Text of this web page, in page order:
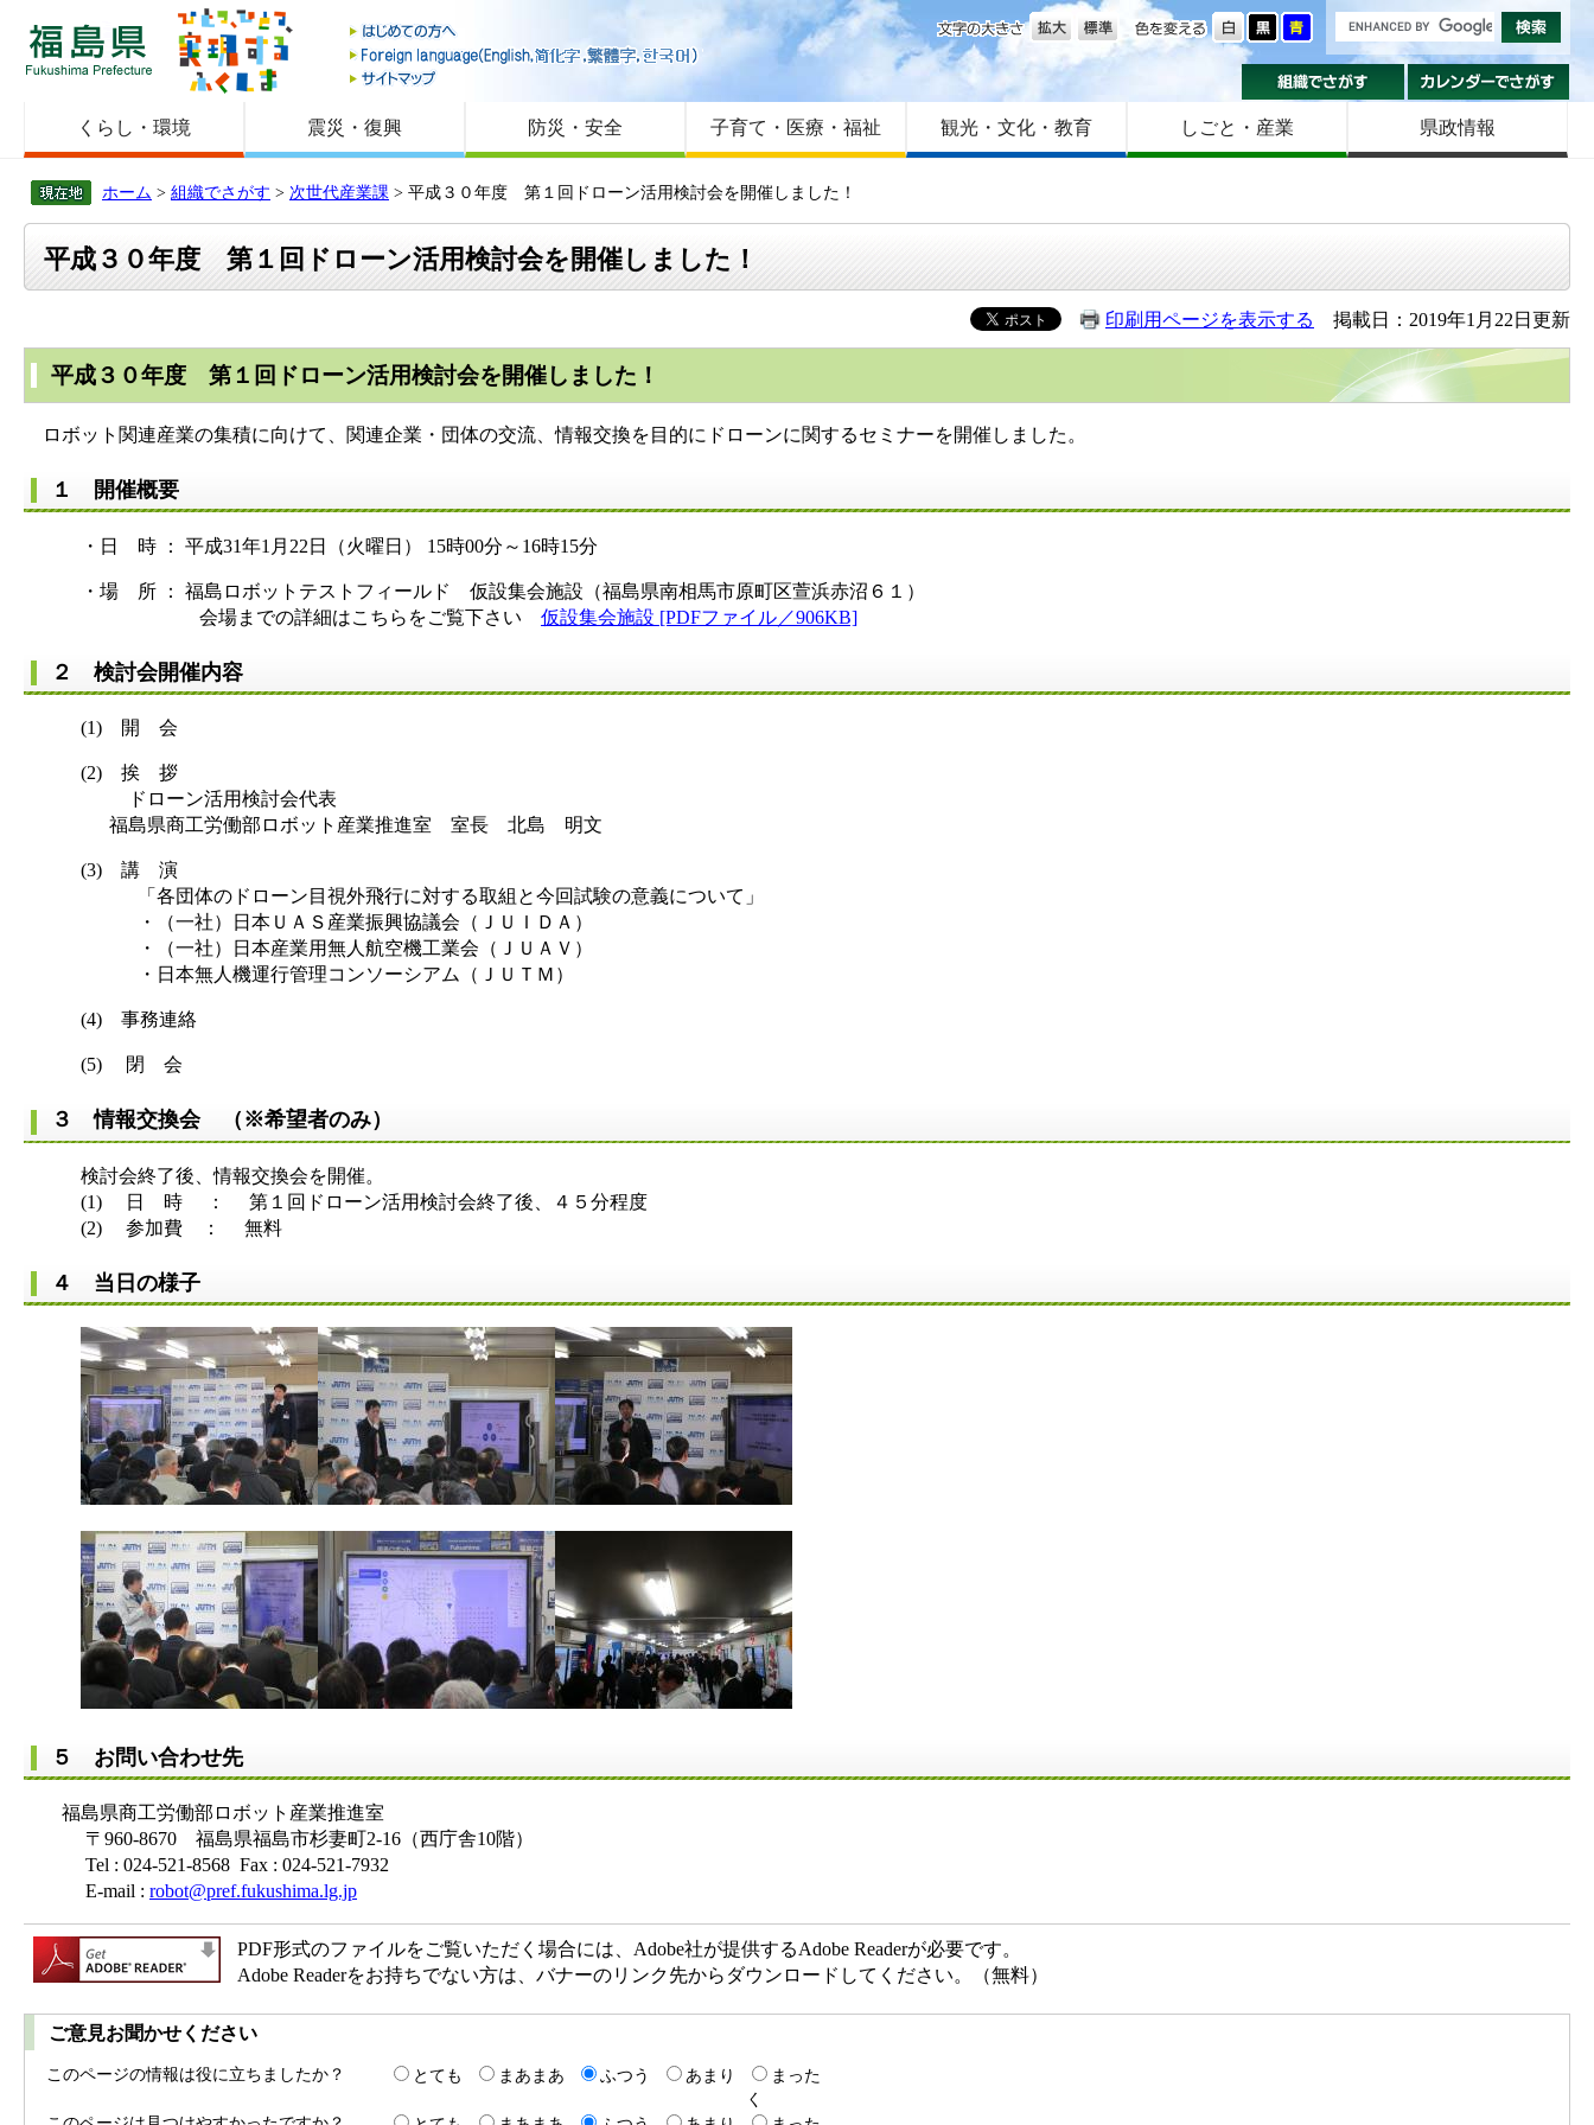
福島県
はじめての方へ
Foreign language
サイトマップ
色を変える
文字の大きさ
組織でさがす
くらし・環境 震災・復興 防災・安全 子育て・医療・福祉 観光・文化・教育 しごと・産業 県政情報
ホーム > 組織でさがす > 次世代産業課 > 平成３０年度 第１回ドローン活用検討会を開催しました！
平成３０年度 第１回ドローン活用検討会を開催しました！
印刷用ページを表示する 掲載日：2019年1月22日更新
平成３０年度 第１回ドローン活用検討会を開催しました！
ロボット関連産業の集積に向けて、関連企業・団体の交流、情報交換を目的にドローンに関するセミナーを開催しました。
１ 開催概要
・日 時 ： 平成31年1月22日（火曜日） 15時00分～16時15分
・場 所 ： 福島ロボットテストフィールド 仮設集会施設（福島県南相馬市原町区萱浜赤沼６１）
会場までの詳細はこちらをご覧下さい 仮設集会施設 [PDFファイル／906KB]
２ 検討会開催内容
(1) 開 会
(2) 挨 拶
ドローン活用検討会代表
福島県商工労働部ロボット産業推進室 室長 北島 明文
(3) 講 演
「各団体のドローン目視外飛行に対する取組と今回試験の意義について」
・（一社）日本ＵＡＳ産業振興協議会（ＪＵＩＤＡ）
・（一社）日本産業用無人航空機工業会（ＪＵＡＶ）
・日本無人機運行管理コンソーシアム（ＪＵＴＭ）
(4) 事務連絡
(5) 閉 会
３ 情報交換会 （※希望者のみ）
検討会終了後、情報交換会を開催。
(1) 日 時 ： 第１回ドローン活用検討会終了後、４５分程度
(2) 参加費 ： 無料
４ 当日の様子
５ お問い合わせ先
福島県商工労働部ロボット産業推進室
〒960-8670 福島県福島市杉妻町2-16（西庁舎10階）
Tel : 024-521-8568 Fax : 024-521-7932
E-mail : robot@pref.fukushima.lg.jp
PDF形式のファイルをご覧いただく場合には、Adobe社が提供するAdobe Readerが必要です。
Adobe Readerをお持ちでない方は、バナーのリンク先からダウンロードしてください。（無料）
ご意見お聞かせください
このページの情報は役に立ちましたか？ とても まあまあ ふつう あまり
まった
く